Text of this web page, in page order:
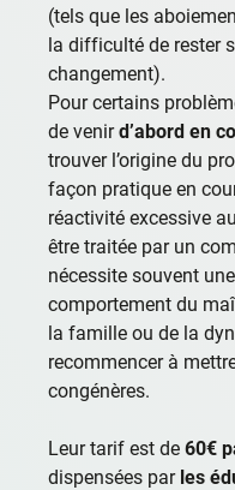
(tels que les
la difficulté de rester
changement).
Pour certains
de venird’abord en
trouver l’origine du
façon pratique en
réactivité excessive
être traitée par un
nécessite souvent
comportement du
la famille ou de la
recommencer à
congénères.
Leur tarif est de60€
dispensées parles